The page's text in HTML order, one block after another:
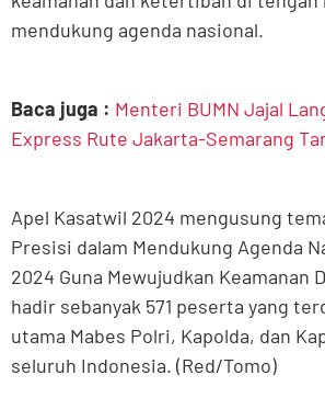
mendukung agenda nasional.
Baca juga : Menteri BUMN Jajal
Express Rute Jakarta-Semarang
Apel Kasatwil 2024 mengusung
Presisi dalam Mendukung Agenda
2024 Guna Mewujudkan Keamanan
hadir sebanyak 571 peserta yang
utama Mabes Polri, Kapolda, dan
seluruh Indonesia. (Red/Tomo)